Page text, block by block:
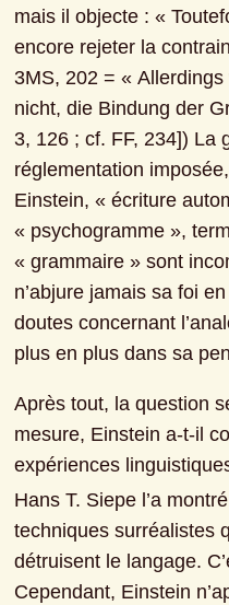
mais il objecte : «
encore rejeter la
3MS, 202 = «
nicht, die Bindung der
3, 126 ; cf. FF, 234]) La
réglementation
Einstein, « écriture
« psychogramme »,
« grammaire » sont
n’abjure jamais sa foi
doutes concernant
plus en plus dans sa
Après tout, la question
mesure, Einstein a-t-il
expériences
Hans T. Siepe l’a
techniques surréalistes
détruisent le langage.
Cependant, Einstein